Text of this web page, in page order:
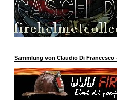
Sammlung von Claudio Di Francesco